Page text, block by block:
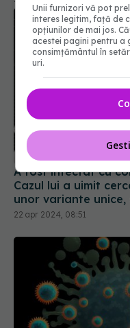
A fost infectat cu
Cazul lui a uimit
unor variante unice,
22 apr 2024, 08:51
Unii furnizori vă pot
interes legitim, față de
opțiunilor de mai jos.
acestei pagini pentru a
consimțământul în
uri.